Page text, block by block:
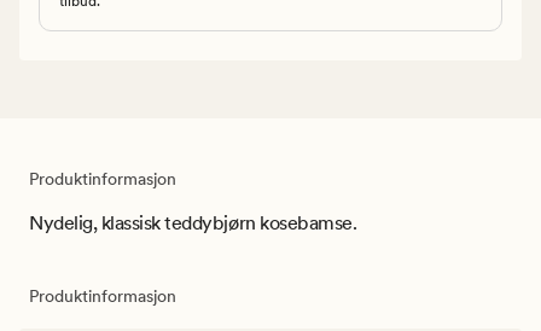
Produktinformasjon
Nydelig, klassisk teddybjørn kosebamse.
Produktinformasjon